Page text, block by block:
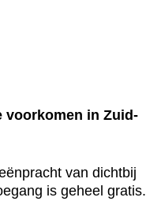
voorkomen in Zuid-
van dichtbij
is geheel gratis.